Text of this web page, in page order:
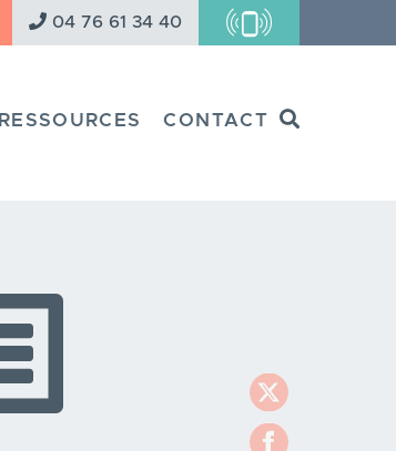
04 76 61 34 40
RESSOURCES CONTACT